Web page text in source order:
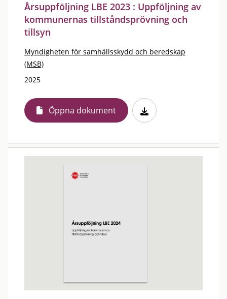
Årsuppföljning LBE 2023 : Uppföljning av
kommunernas tillståndsprövning och
tillsyn
Myndigheten för samhällsskydd och beredskap
(MSB)
2025
Öppna dokument